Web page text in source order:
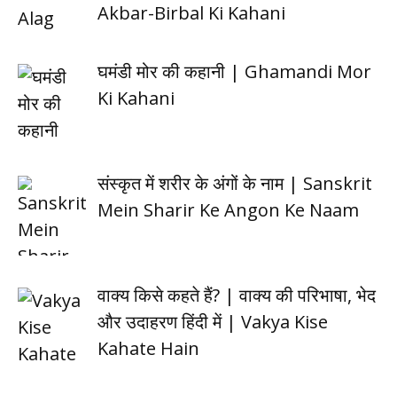
Akbar-Birbal Ki Kahani
घमंडी मोर की कहानी | Ghamandi Mor
Ki Kahani
संस्कृत में शरीर के अंगों के नाम | Sanskrit
Mein Sharir Ke Angon Ke Naam
वाक्य किसे कहते हैं? | वाक्य की परिभाषा, भेद
और उदाहरण हिंदी में | Vakya Kise
Kahate Hain